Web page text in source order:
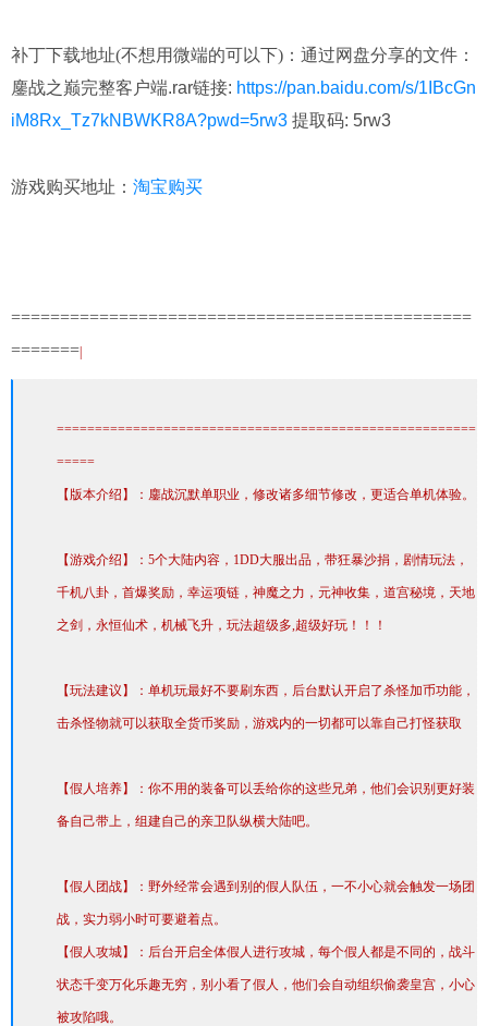
补丁下载地址(不想用微端的可以下)： 通过网盘分享的文件：
鏖战之巅完整客户端.rar链接: https://pan.baidu.com/s/1IBcGn
iM8Rx_Tz7kNBWKR8A?pwd=5rw3 提取码: 5rw3
游戏购买地址： 淘宝购买
===============================================
=======
=======================================================
=====
【版本介绍】：鏖战沉默单职业，修改诸多细节修改，更适合单机体验。
【游戏介绍】：5个大陆内容，1DD大服出品，带狂暴沙捐，剧情玩法，
千机八卦，首爆奖励，幸运项链，神魔之力，元神收集，道宫秘境，天地
之剑，永恒仙术，机械飞升，玩法超级多,超级好玩！！！
【玩法建议】：单机玩最好不要刷东西，后台默认开启了杀怪加币功能，
击杀怪物就可以获取全货币奖励，游戏内的一切都可以靠自己打怪获取
【假人培养】：你不用的装备可以丢给你的这些兄弟，他们会识别更好装
备自己带上，组建自己的亲卫队纵横大陆吧。
【假人团战】：野外经常会遇到别的假人队伍，一不小心就会触发一场团
战，实力弱小时可要避着点。
【假人攻城】：后台开启全体假人进行攻城，每个假人都是不同的，战斗
状态千变万化乐趣无穷，别小看了假人，他们会自动组织偷袭皇宫，小心
被攻陷哦。